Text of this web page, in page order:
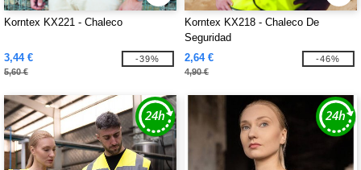
Korntex KX221 - Chaleco
3,44 €
5,60 €
-39%
Korntex KX218 - Chaleco De
Seguridad
2,64 €
4,90 €
-46%